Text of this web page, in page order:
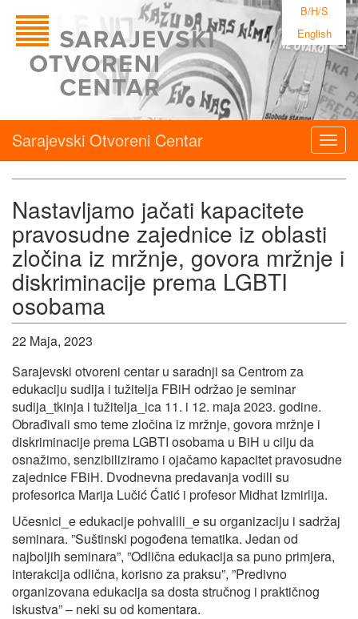
B/H/S
English
Sarajevski Otvoreni Centar
Nastavljamo jačati kapacitete
pravosudne zajednice iz oblasti
zločina iz mržnje, govora mržnje i
diskriminacije prema LGBTI
osobama
22 Maja, 2023
Sarajevski otvoreni centar u saradnji sa Centrom za
edukaciju sudija i tužitelja FBiH održao je seminar
sudija_tkinja i tužitelja_ica 11. i 12. maja 2023. godine.
Obrađivali smo teme zločina iz mržnje, govora mržnje i
diskriminacije prema LGBTI osobama u BiH u cilju da
osnažimo, senzibiliziramo i ojačamo kapacitet pravosudne
zajednice FBiH. Dvodnevna predavanja vodili su
profesorica Marija Lučić Ćatić i profesor Midhat Izmirlija.
Učesnici_e edukacije pohvalili_e su organizaciju i sadržaj
seminara. ”Suštinski pogođena tematika. Jedan od
najboljih seminara”, ”Odlična edukacija sa puno primjera,
interakcija odlična, korisno za praksu”, ”Predivno
organizovana edukacija sa dosta stručnog i praktičnog
iskustva” – neki su od komentara.